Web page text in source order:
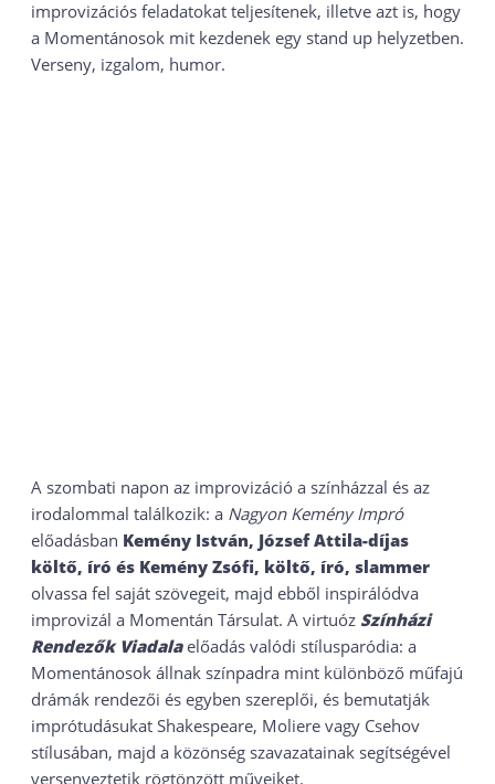
improvizációs feladatokat teljesítenek, illetve azt is, hogy
a Momentánosok mit kezdenek egy stand up helyzetben.
Verseny, izgalom, humor.
A szombati napon az improvizáció a színházzal és az
irodalommal találkozik: a Nagyon Kemény Impró
előadásban Kemény István, József Attila-díjas
költő, író és Kemény Zsófi, költő, író, slammer
olvassa fel saját szövegeit, majd ebből inspirálódva
improvizál a Momentán Társulat. A virtuóz Színházi
Rendezők Viadalaelőadás valódi stílusparódia: a
Momentánosok állnak színpadra mint különböző műfajú
drámák rendezői és egyben szereplői, és bemutatják
imprótudásukat Shakespeare, Moliere vagy Csehov
stílusában, majd a közönség szavazatainak segítségével
versenyeztetik rögtönzött műveiket.